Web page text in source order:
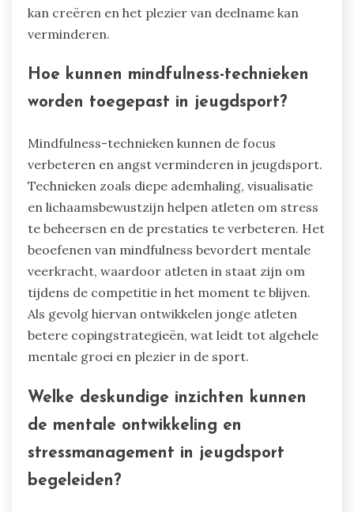
kan creëren en het plezier van deelname kan
verminderen.
Hoe kunnen mindfulness-technieken
worden toegepast in jeugdsport?
Mindfulness-technieken kunnen de focus
verbeteren en angst verminderen in jeugdsport.
Technieken zoals diepe ademhaling, visualisatie
en lichaamsbewustzijn helpen atleten om stress
te beheersen en de prestaties te verbeteren. Het
beoefenen van mindfulness bevordert mentale
veerkracht, waardoor atleten in staat zijn om
tijdens de competitie in het moment te blijven.
Als gevolg hiervan ontwikkelen jonge atleten
betere copingstrategieën, wat leidt tot algehele
mentale groei en plezier in de sport.
Welke deskundige inzichten kunnen
de mentale ontwikkeling en
stressmanagement in jeugdsport
begeleiden?